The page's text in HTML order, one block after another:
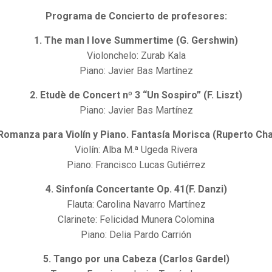
Programa de Concierto de profesores:
1. The man I love Summertime (G. Gershwin)
Violonchelo: Zurab Kala
Piano: Javier Bas Martínez
2. Etudè de Concert nº 3 “Un Sospiro” (F. Liszt)
Piano: Javier Bas Martínez
para Violín y Piano. Fantasía Morisca (Ruperto
Violín: Alba M.ª Ugeda Rivera
Piano: Francisco Lucas Gutiérrez
4. Sinfonía Concertante Op. 41(F. Danzi)
Flauta: Carolina Navarro Martínez
Clarinete: Felicidad Munera Colomina
Piano: Delia Pardo Carrión
5. Tango por una Cabeza (Carlos Gardel)